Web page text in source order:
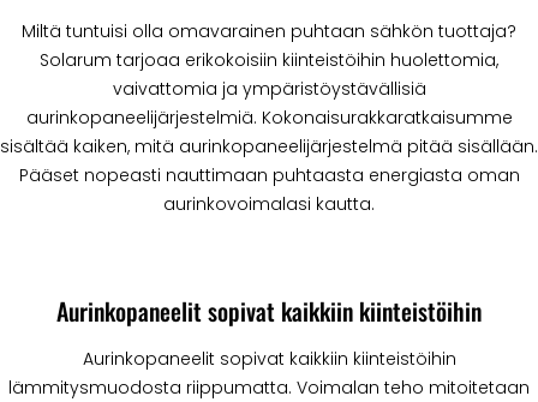
Miltä tuntuisi olla omavarainen puhtaan sähkön tuottaja?
Solarum tarjoaa erikokoisiin kiinteistöihin huolettomia,
vaivattomia ja ympäristöystävällisiä
aurinkopaneelijärjestelmiä. Kokonaisurakkaratkaisumme
sisältää kaiken, mitä aurinkopaneelijärjestelmä pitää sisällään.
Pääset nopeasti nauttimaan puhtaasta energiasta oman
aurinkovoimalasi kautta.
Aurinkopaneelit sopivat kaikkiin kiinteistöihin
Aurinkopaneelit sopivat kaikkiin kiinteistöihin
lämmitysmuodosta riippumatta. Voimalan teho mitoitetaan